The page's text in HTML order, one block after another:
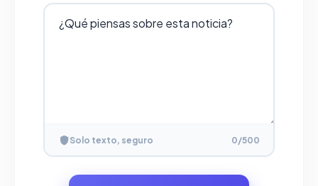
Solo texto, seguro 0/500